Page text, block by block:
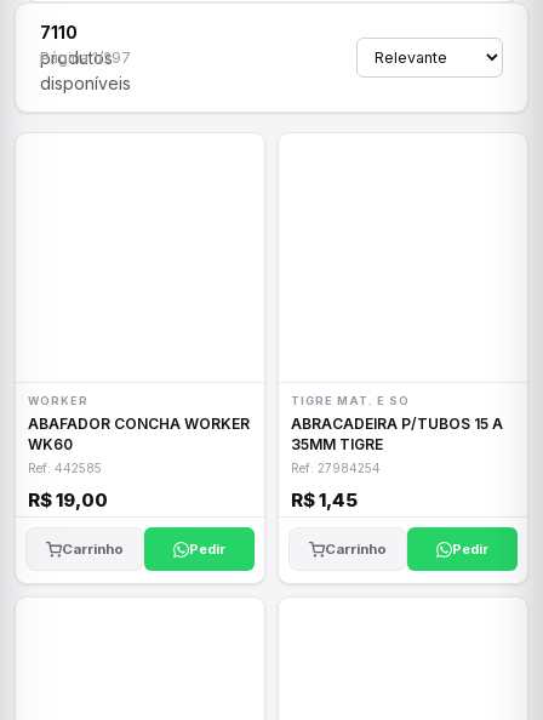
7110
produtos
disponíveis
Página 1/297
WORKER
ABAFADOR CONCHA WORKER
WK60
Ref: 442585
R$ 19,00
Carrinho Pedir
TIGRE MAT. E SO
ABRACADEIRA P/TUBOS 15 A
35MM TIGRE
Ref: 27984254
R$ 1,45
Carrinho Pedir